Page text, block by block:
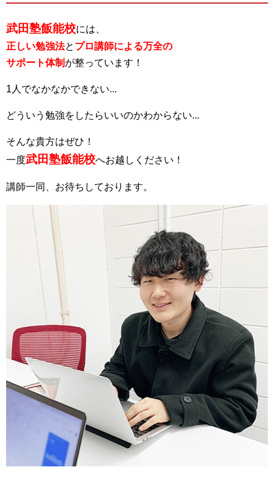
武田塾飯能校には、
正しい勉強法と プロ講師による万全の
サポート体制 が整っています！
1人でなかなかできない...
どういう勉強をしたらいいのかわからない...
そんな貴方はぜひ！
一度武田塾飯能校へお越しください！
講師一同、お待ちしております。